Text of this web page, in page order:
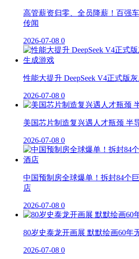
高管薪资归零、全员降薪！百强
传闻
2026-07-08 0
性能大提升 DeepSeek V4正式版
2026-07-08 0
美国芯片制造复兴遇人才瓶颈 半
2026-07-08 0
中国预制房全球爆单！拆封84个
店
2026-07-08 0
80岁史泰龙开画展 默默绘画60年
2026-07-08 0